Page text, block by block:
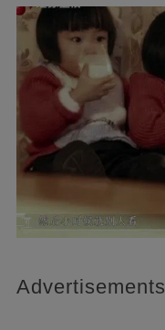
Advertisements